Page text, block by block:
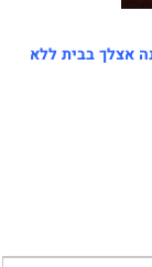
17התקנה אצלך בבית ללא